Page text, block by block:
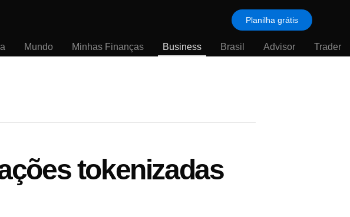
Planilha grátis
Mundo Minhas Finanças Business Brasil Advisor Trader
tokenizadas